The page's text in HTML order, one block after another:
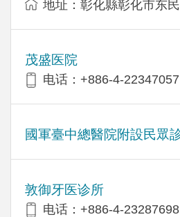
地址：彰化縣彰化市东
茂盛医院
电话：+886-4-
國軍臺中總醫院附設民眾
敦御牙医诊所
电话：+886-4-23287698